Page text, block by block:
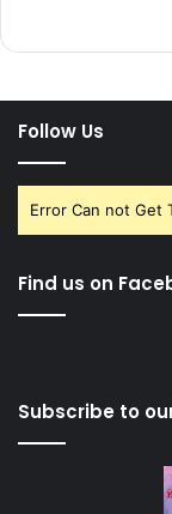
Follow Us
Error Can not Get
Find us on
Subscribe to